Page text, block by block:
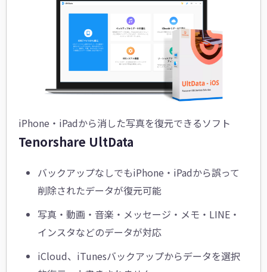
iPhone・iPadから消した写真を復元できるソフト
Tenorshare UltData
バックアップなしでもiPhone・iPadから誤って
削除されたデータが復元可能
写真・動画・音楽・メッセージ・メモ・LINE・
インスタなどのデータが対応
iCloud、iTunesバックアップからデータを選択